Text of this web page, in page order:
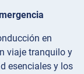
en
viaje tranquilo y
esenciales y los